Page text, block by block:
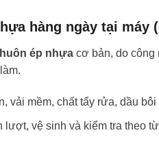
hàng ngày tại máy
ép nhựa cơ bản, do công
vải mềm, chất tẩy rửa, dầu bôi
lượt, vệ sinh và kiểm tra theo